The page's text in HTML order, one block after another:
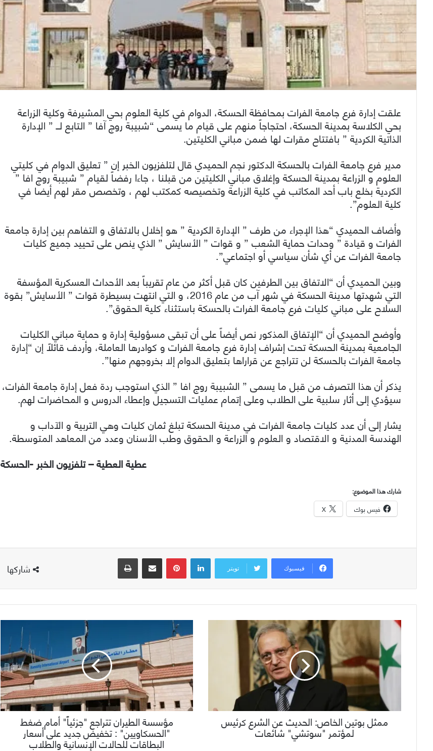
علقت إدارة فرع جامعة الفرات بمحافظة الحسكة، الدوام في كلية العلوم بحي المشيرفة وكلية الزراعة
بحي الكلاسة بمدينة الحسكة، احتجاجاً منهم على قيام ما يسمى “شبيبة روج آفا ” التابع لــ ” الإدارة
الذاتية الكردية ” بافتتاح مقرات لها ضمن مباني الكليتين.
مدير فرع جامعة الفرات بالحسكة الدكتور نجم الحميدي قال لتلفزيون الخبر إن ” تعليق الدوام في كليتي
العلوم و الزراعة بمدينة الحسكة وإغلاق مباني الكليتين من قبلنا ، جاءا رفضاً لقيام ” شبيبة روج افا ”
الكردية بخلع باب أحد المكاتب في كلية الزراعة وتخصيصه كمكتب لهم ، وتخصص مقر لهم أيضا في
كلية العلوم”.
وأضاف الحميدي “هذا الإجراء من طرف ” الإدارة الكردية ” هو إخلال بالاتفاق و التفاهم بين إدارة جامعة
الفرات و قيادة ” وحدات حماية الشعب ” و قوات ” الأسايش ” الذي ينص على تحييد جميع كليات
جامعة الفرات عن أي شأن سياسي أو اجتماعي”.
وبين الحميدي أن “الاتفاق بين الطرفين كان قبل أكثر من عام تقريباً بعد الأحداث العسكرية المؤسفة
التي شهدتها مدينة الحسكة في شهر آب من عام 2016، و التي انتهت بسيطرة قوات ” الأسايش” بقوة
السلاح على مباني كليات فرع جامعة الفرات بالحسكة باستثناء كلية الحقوق”.
وأوضح الحميدي أن “الإتفاق المذكور نص أيضاً على أن تبقى مسؤولية إدارة و حماية مباني الكليات
الجامعية بمدينة الحسكة تحت إشراف إدارة فرع جامعة الفرات و كوادرها العاملة، وأردف قائلاً إن “إدارة
جامعة الفرات بالحسكة لن تتراجع عن قراراها بتعليق الدوام إلا بخروجهم منها”.
يذكر أن هذا التصرف من قبل ما يسمى ” الشبيبة روج افا ” الذي استوجب ردة فعل إدارة جامعة الفرات،
سيؤدي إلى أثار سلبية على الطلاب وعلى إتمام عمليات التسجيل وإعطاء الدروس و المحاضرات لهم.
يشار إلى أن عدد كليات جامعة الفرات في مدينة الحسكة تبلغ ثمان كليات وهي التربية و الآداب و
الهندسة المدنية و الاقتصاد و العلوم و الزراعة و الحقوق وطب الأسنان وعدد من المعاهد المتوسطة.
عطية العطية – تلفزيون الخبر -الحسكة
شارك هذا الموضوع:
فيس بوك X
شاركها فيسبوك تويتر
لينكدإن بينتيريست مشاركة عبر البريد طباعة
ممثل بوتين الخاص: الحديث عن الشرع كرئيس
لمؤتمر "سوتشي" شائعات
مؤسسة الطيران تتراجع "جزئياًً" أمام ضغط
"الحسكاويين" : تخفيض جديد على أسعار
البطاقات للحالات الإنسانية والطلاب